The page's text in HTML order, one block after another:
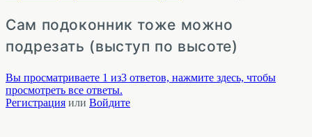
Сам подоконник тоже можно
подрезать (выступ по высоте)
Вы просматриваете 1 из3 ответов, нажмите здесь, чтобы
просмотреть все ответы.
Регистрация или Войдите